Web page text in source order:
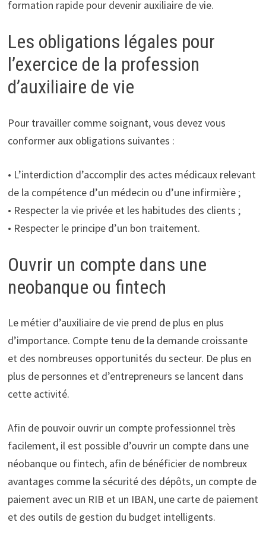
formation rapide pour devenir auxiliaire de vie.
Les obligations légales pour
l’exercice de la profession
d’auxiliaire de vie
Pour travailler comme soignant, vous devez vous
conformer aux obligations suivantes :
• L’interdiction d’accomplir des actes médicaux relevant
de la compétence d’un médecin ou d’une infirmière ;
• Respecter la vie privée et les habitudes des clients ;
• Respecter le principe d’un bon traitement.
Ouvrir un compte dans une
neobanque ou fintech
Le métier d’auxiliaire de vie prend de plus en plus
d’importance. Compte tenu de la demande croissante
et des nombreuses opportunités du secteur. De plus en
plus de personnes et d’entrepreneurs se lancent dans
cette activité.
Afin de pouvoir ouvrir un compte professionnel très
facilement, il est possible d’ouvrir un compte dans une
néobanque ou fintech, afin de bénéficier de nombreux
avantages comme la sécurité des dépôts, un compte de
paiement avec un RIB et un IBAN, une carte de paiement
et des outils de gestion du budget intelligents.